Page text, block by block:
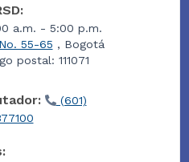
a.m. - 5:00 p.m.
55-65 , Bogotá
postal: 111071
(601)